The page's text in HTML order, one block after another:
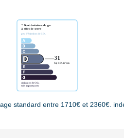
standard entre 1710€ et 2360€.